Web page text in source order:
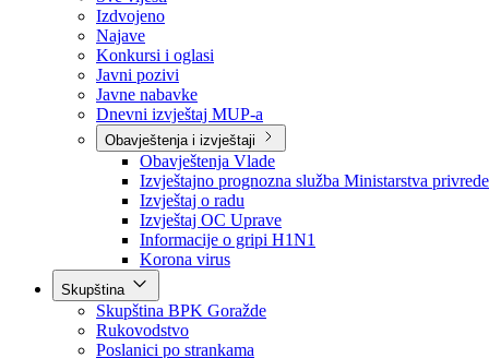
Aktuelno
Sve vijesti
Izdvojeno
Najave
Konkursi i oglasi
Javni pozivi
Javne nabavke
Dnevni izvještaj MUP-a
Obavještenja i izvještaji
Obavještenja Vlade
Izvještajno prognozna služba Ministarstva privrede
Izvještaj o radu
Izvještaj OC Uprave
Informacije o gripi H1N1
Korona virus
Skupština